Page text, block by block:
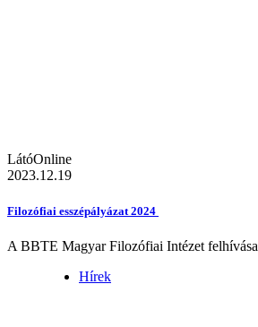
LátóOnline
2023.12.19
Filozófiai esszépályázat 2024
A BBTE Magyar Filozófiai Intézet felhívása
Hírek